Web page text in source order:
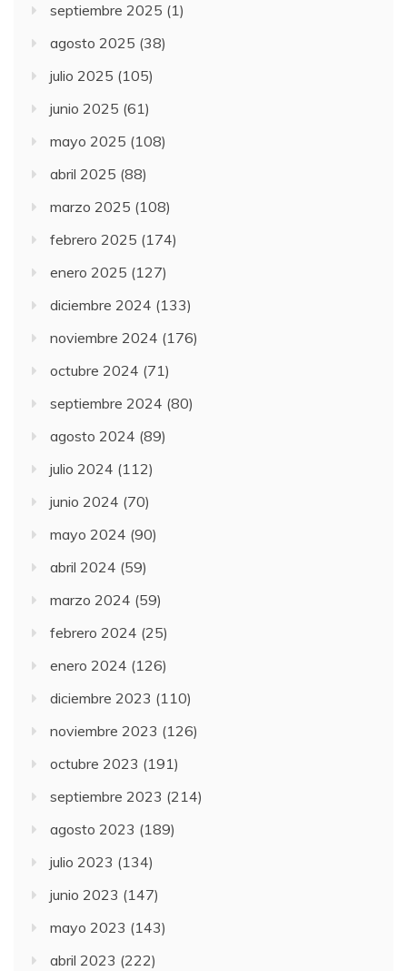
septiembre 2025 (1)
agosto 2025 (38)
julio 2025 (105)
junio 2025 (61)
mayo 2025 (108)
abril 2025 (88)
marzo 2025 (108)
febrero 2025 (174)
enero 2025 (127)
diciembre 2024 (133)
noviembre 2024 (176)
octubre 2024 (71)
septiembre 2024 (80)
agosto 2024 (89)
julio 2024 (112)
junio 2024 (70)
mayo 2024 (90)
abril 2024 (59)
marzo 2024 (59)
febrero 2024 (25)
enero 2024 (126)
diciembre 2023 (110)
noviembre 2023 (126)
octubre 2023 (191)
septiembre 2023 (214)
agosto 2023 (189)
julio 2023 (134)
junio 2023 (147)
mayo 2023 (143)
abril 2023 (222)